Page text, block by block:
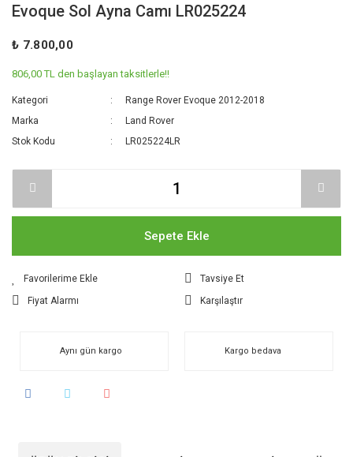
Evoque Sol Ayna Camı LR025224
₺ 7.800,00
806,00 TL den başlayan taksitlerle!!
Kategori
Range Rover Evoque 2012-2018
Marka
Land Rover
Stok Kodu
LR025224LR
Sepete Ekle
Tavsiye Et
Fiyat Alarmı
Karşılaştır
Aynı gün kargo Kargo bedava